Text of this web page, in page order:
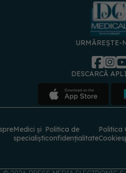
URMĂREȘTE-
DESCARCĂ
Medici și
specialiști
Politica de
confidențialitate
Politica
Cookies